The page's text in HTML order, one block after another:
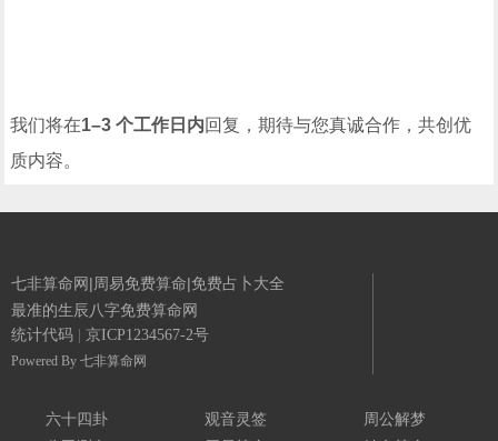
我们将在1–3 个工作日内回复，期待与您真诚合作，共创优
质内容。
七非算命网|周易免费算命|免费占卜大全
最准的生辰八字免费算命网
统计代码 京ICP1234567-2号
Powered By 七非算命网
六十四卦
观音灵签
周公解梦